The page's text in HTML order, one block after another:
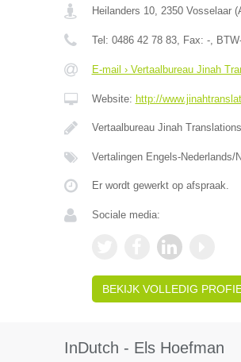
Heilanders 10, 2350 Vosselaar(
Tel: 0486 42 78 83, Fax: -,
E-mail › Vertaalbureau Jinah
Website: http://
Vertaalbureau Jinah
Vertalingen Engels-
Er wordt gewerkt op afspraak.
Sociale media:
BEKIJK VOLLEDIG
InDutch - Els Hoefman